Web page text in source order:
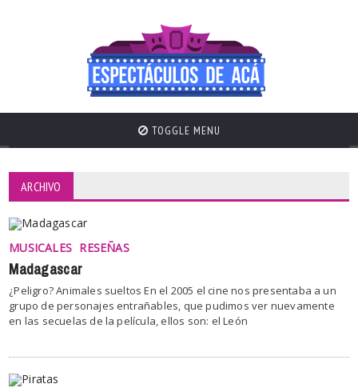
TOGGLE MENU
ARCHIVO
MUSICALES RESEÑAS
Madagascar
¿Peligro? Animales sueltos En el 2005 el cine nos presentaba a un
grupo de personajes entrañables, que pudimos ver nuevamente
en las secuelas de la película, ellos son: el León